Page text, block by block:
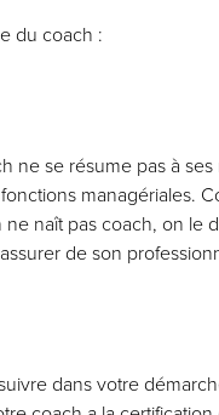
du coach :
ne se résume pas à
managériales.
ne naît pas coach, on le
de son
dans votre